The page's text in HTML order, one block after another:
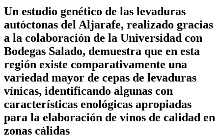
Un estudio genético de las levaduras
autóctonas del Aljarafe, realizado gracias
a la colaboración de la Universidad con
Bodegas Salado, demuestra que en esta
región existe comparativamente una
variedad mayor de cepas de levaduras
vínicas, identificando algunas con
características enológicas apropiadas
para la elaboración de vinos de calidad en
zonas cálidas